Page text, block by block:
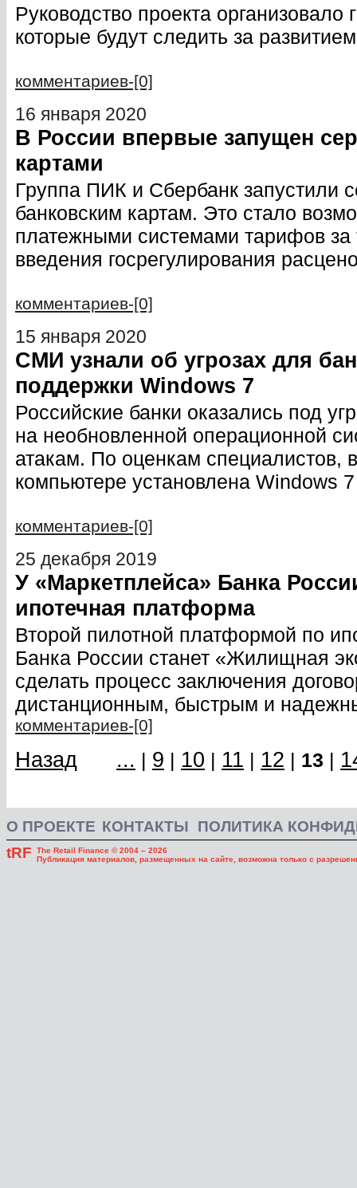
Руководство проекта организовало
которые будут следить за
комментариев-[0]
16 января 2020
В России впервые запущен
картами
Группа ПИК и Сбербанк запустили
банковским картам. Это стало
платежными системами тарифов за
введения госрегулирования
комментариев-[0]
15 января 2020
СМИ узнали об угрозах для
поддержки Windows 7
Российские банки оказались под
на необновленной операционной
атакам. По оценкам специалистов,
компьютере установлена Windows 7
комментариев-[0]
25 декабря 2019
У «Маркетплейса» Банка
ипотечная платформа
Второй пилотной платформой по
Банка России станет «Жилищная
сделать процесс заключения
дистанционным, быстрым и
комментариев-[0]
Назад ... | 9 | 10 | 11 | 12 | 13 |
О ПРОЕКТЕ КОНТАКТЫ ПОЛИТИКА
The Retail Finance © 2004 – 2026
Публикация материалов, размещенных на сайте, возможна только с
tRF